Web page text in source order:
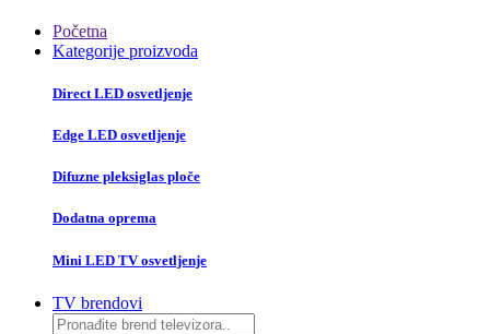
Početna
Kategorije proizvoda
Direct LED osvetljenje
Edge LED osvetljenje
Difuzne pleksiglas ploče
Dodatna oprema
Mini LED TV osvetljenje
TV brendovi